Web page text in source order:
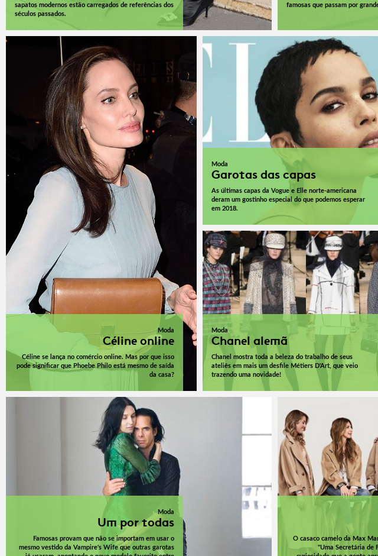
sapatos modernos estão carregados de referências dos
séculos passados.
famosas que passam por
Moda
Garotas das capas
As últimas capas da Vogue e Elle norte-americana
deram um gostinho especial do que podemos esperar
em 2018.
Moda
Chanel alemã
Chanel mostra toda a beleza do trabalho de seus
ateliês em mais um desfile Métiers D'Art, que veio
trazendo uma novidade!
Moda
Céline online
Céline se lança no comércio online. Mas por que isso
pode significar que Phoebe Philo está mesmo de saída
da casa?
Moda
Um por todas
Famosas provam que não se importam em usar o
mesmo vestido da Vampire's Wife que outras garotas
O casaco camelo da Max
"Uma Secretária de